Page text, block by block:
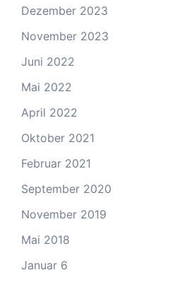
Dezember 2023
November 2023
Juni 2022
Mai 2022
April 2022
Oktober 2021
Februar 2021
September 2020
November 2019
Mai 2018
Januar 6